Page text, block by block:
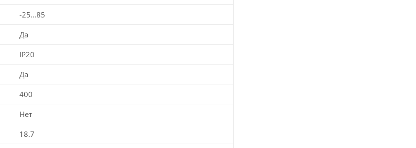
-25...85
Да
IP20
Да
400
Нет
18.7